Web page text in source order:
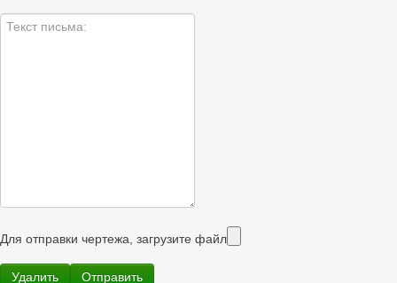
Для отправки чертежа, загрузите файл